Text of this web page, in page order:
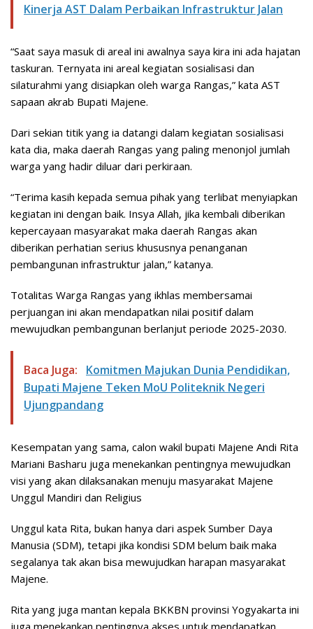
Kinerja AST Dalam Perbaikan Infrastruktur Jalan
“Saat saya masuk di areal ini awalnya saya kira ini ada hajatan
taskuran. Ternyata ini areal kegiatan sosialisasi dan
silaturahmi yang disiapkan oleh warga Rangas,” kata AST
sapaan akrab Bupati Majene.
Dari sekian titik yang ia datangi dalam kegiatan sosialisasi
kata dia, maka daerah Rangas yang paling menonjol jumlah
warga yang hadir diluar dari perkiraan.
“Terima kasih kepada semua pihak yang terlibat menyiapkan
kegiatan ini dengan baik. Insya Allah, jika kembali diberikan
kepercayaan masyarakat maka daerah Rangas akan
diberikan perhatian serius khususnya penanganan
pembangunan infrastruktur jalan,” katanya.
Totalitas Warga Rangas yang ikhlas membersamai
perjuangan ini akan mendapatkan nilai positif dalam
mewujudkan pembangunan berlanjut periode 2025-2030.
Baca Juga:
Komitmen Majukan Dunia Pendidikan,
Bupati Majene Teken MoU Politeknik Negeri
Ujungpandang
Kesempatan yang sama, calon wakil bupati Majene Andi Rita
Mariani Basharu juga menekankan pentingnya mewujudkan
visi yang akan dilaksanakan menuju masyarakat Majene
Unggul Mandiri dan Religius
Unggul kata Rita, bukan hanya dari aspek Sumber Daya
Manusia (SDM), tetapi jika kondisi SDM belum baik maka
segalanya tak akan bisa mewujudkan harapan masyarakat
Majene.
Rita yang juga mantan kepala BKKBN provinsi Yogyakarta ini
juga menekankan pentingnya akses untuk mendapatkan